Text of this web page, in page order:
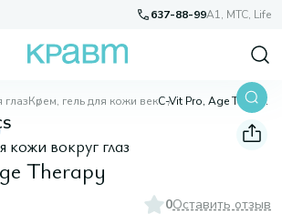
637-88-99A1, МТС, Life
глазКрем, гель для кожи век C-Vit Pro, Age Therapy
вокруг глаз
Therapy
0Оставить отзыв